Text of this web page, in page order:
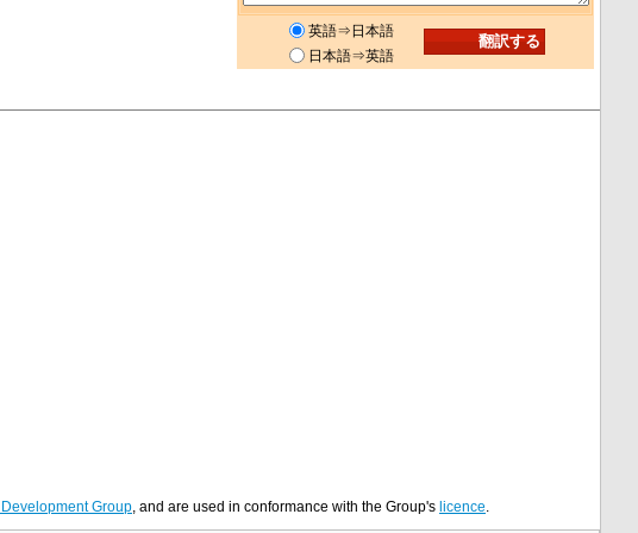
英語⇒日本語
日本語⇒英語
Group , and are used in conformance with the Group's licence